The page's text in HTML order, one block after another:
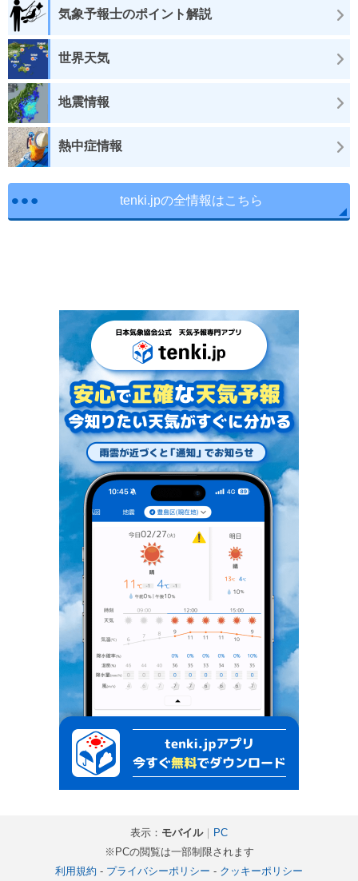
気象予報士のポイント解説
世界天気
地震情報
熱中症情報
tenki.jpの全情報はこちら
表示： モバイル｜
PC
※PCの閲覧は一部制限されます
利用規約 - プライバシーポリシー - クッキーポリシー